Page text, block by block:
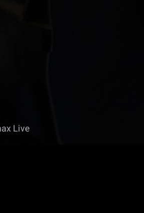
Live